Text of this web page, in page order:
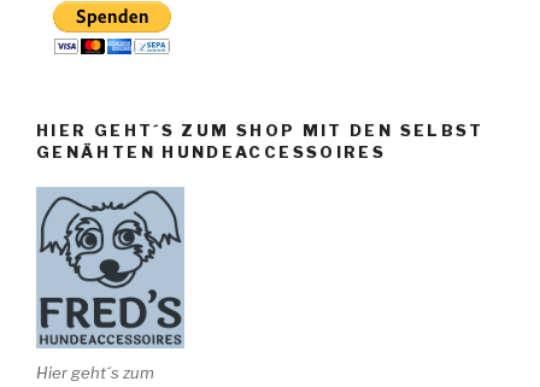
HIER GEHT´S ZUM SHOP MIT DEN SELBST
GENÄHTEN HUNDEACCESSOIRES
Hier geht´s zum